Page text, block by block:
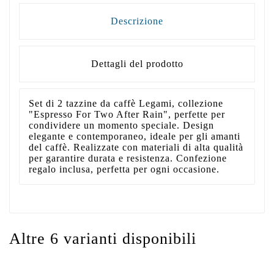
Descrizione
Dettagli del prodotto
Set di 2 tazzine da caffè Legami, collezione
"Espresso For Two After Rain", perfette per
condividere un momento speciale. Design
elegante e contemporaneo, ideale per gli amanti
del caffè. Realizzate con materiali di alta qualità
per garantire durata e resistenza. Confezione
regalo inclusa, perfetta per ogni occasione.
Altre 6 varianti disponibili